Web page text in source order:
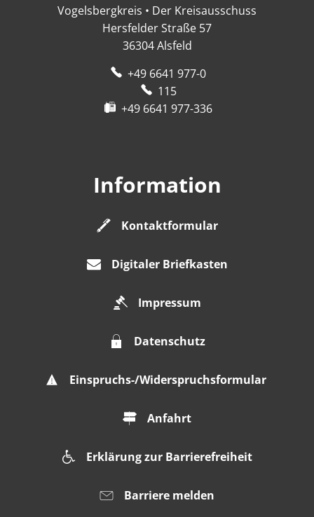
Vogelsbergkreis • Der Kreisausschuss
Hersfelder Straße 57
36304 Alsfeld
+49 6641 977-0
115
+49 6641 977-336
Information
Kontaktformular
Digitaler Briefkasten
Impressum
Datenschutz
Einspruchs-/Widerspruchsformular
Anfahrt
Erklärung zur Barrierefreiheit
Barriere melden